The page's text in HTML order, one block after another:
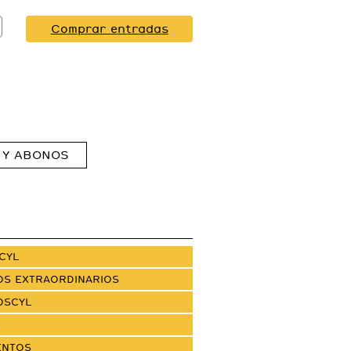
Comprar entradas
ABONOS
EXTRAORDINARIOS